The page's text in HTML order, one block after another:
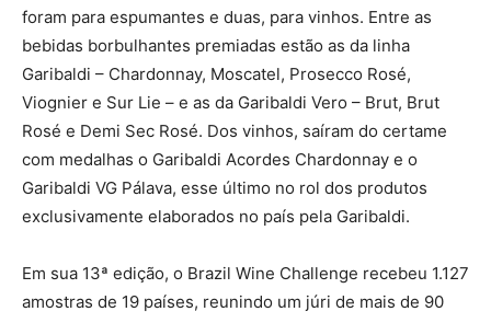
foram para espumantes e duas, para vinhos. Entre as
bebidas borbulhantes premiadas estão as da linha
Garibaldi – Chardonnay, Moscatel, Prosecco Rosé,
Viognier e Sur Lie – e as da Garibaldi Vero – Brut, Brut
Rosé e Demi Sec Rosé. Dos vinhos, saíram do certame
com medalhas o Garibaldi Acordes Chardonnay e o
Garibaldi VG Pálava, esse último no rol dos produtos
exclusivamente elaborados no país pela Garibaldi.
Em sua 13ª edição, o Brazil Wine Challenge recebeu 1.127
amostras de 19 países, reunindo um júri de mais de 90